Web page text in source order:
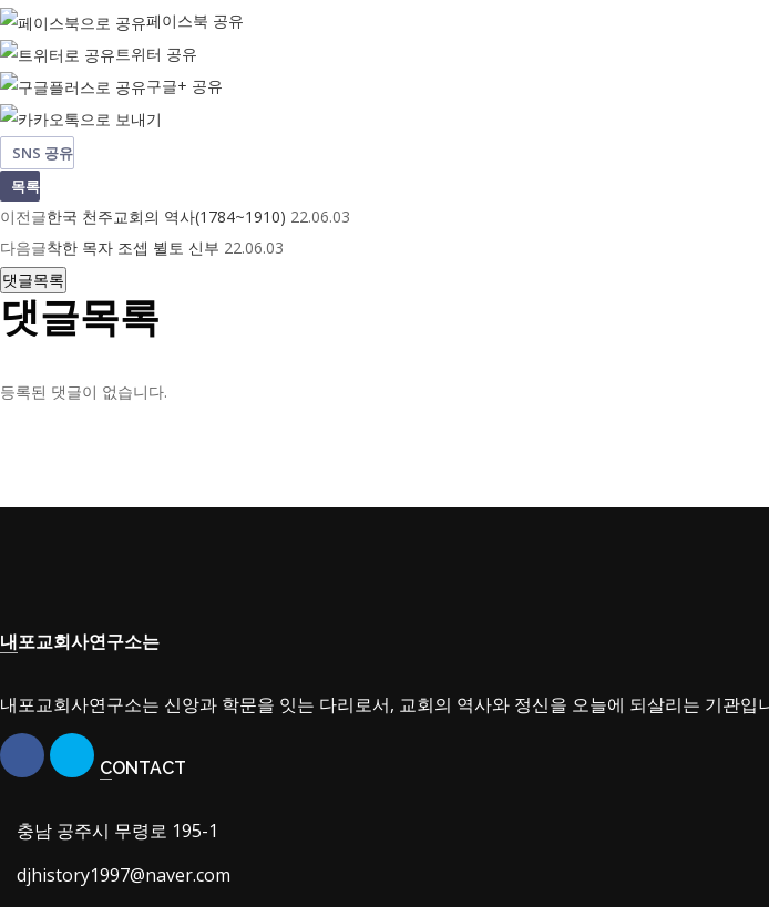
페이스북 공유
트위터 공유
구글+ 공유
SNS 공유
목록
이전글한국 천주교회의 역사(1784~1910) 22.06.03
다음글착한 목자 조셉 뷜토 신부 22.06.03
댓글목록
댓글목록
등록된 댓글이 없습니다.
내포교회사연구소는
내포교회사연구소는 신앙과 학문을 잇는 다리로서, 교회의 역사와 정신을 오늘에 되살리는 기관입
CONTACT
충남 공주시 무령로 195-1
djhistory1997@naver.com